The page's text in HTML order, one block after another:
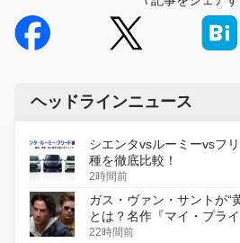
ヘッドラインニュース
シエンタvsルーミーvsフ
種を徹底比較！
2時間前
ガス・ヴァン・サントが“
とは？名作『マイ・プラ
初のデジタルリマスター版
22時間前